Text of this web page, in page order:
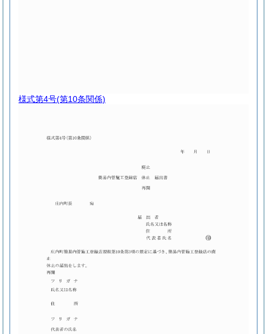
様式第4号(第10条関係)